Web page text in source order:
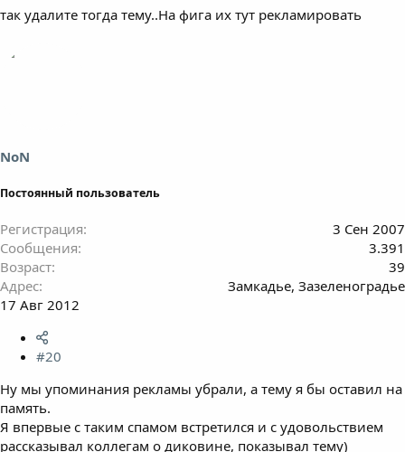
так удалите тогда тему..На фига их тут рекламировать
NoN
Постоянный пользователь
Регистрация
3 Сен 2007
Сообщения
3.391
Возраст
39
Адрес
Замкадье, Зазеленоградье
17 Авг 2012
#20
Ну мы упоминания рекламы убрали, а тему я бы оставил на
память.
Я впервые с таким спамом встретился и с удовольствием
рассказывал коллегам о диковине, показывал тему)